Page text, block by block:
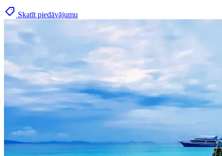
Skatīt piedāvājumu